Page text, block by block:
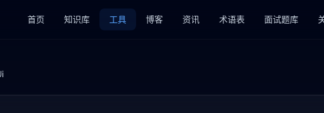
首页 知识库 工具 博客 资讯 术语表 面试题库